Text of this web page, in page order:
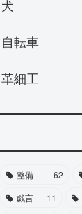
犬
自転車
革細工
整備 62
戯言
11